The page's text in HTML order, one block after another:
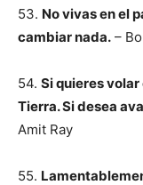
53. No vivas en el
cambiar nada. –
54. Si quieres
Tierra. Si desea
Amit Ray
55.